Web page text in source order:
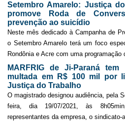
Setembro Amarelo: Justiça
promove Roda de
prevenção ao suicídio
Neste mês dedicado à Campanha de
o Setembro Amarelo terá um foco
Rondônia e Acre com uma
MARFRIG de Ji-Paraná
multada em R$ 100 mil por
Justiça do Trabalho
O magistrado designou audiência, pela
feira, dia 19/07/2021, às
representantes da empresa, o sindicato-